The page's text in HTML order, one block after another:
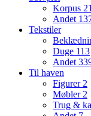
Korpus
Andet
Tekstiler
Duge 113
Andet
Til haven
Figurer 2
Møbler 2
Trug &